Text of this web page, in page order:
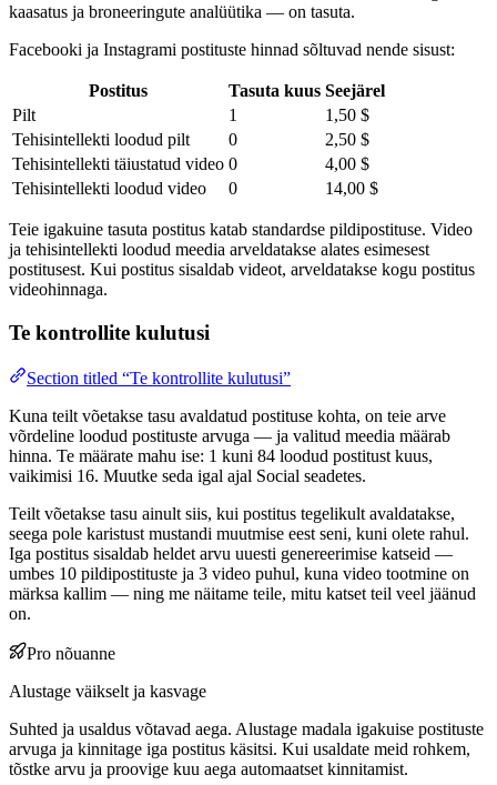
kaasatus ja broneeringute analüütika — on tasuta.
Facebooki ja Instagrami postituste hinnad sõltuvad nende sisust:
Postitus Tasuta kuus Seejärel
Pilt
1
1,50 $
Tehisintellekti loodud pilt
0
2,50 $
Tehisintellekti täiustatud video 0
4,00 $
Tehisintellekti loodud video
0 14,00 $
Teie igakuine tasuta postitus katab standardse pildipostituse. Video
ja tehisintellekti loodud meedia arveldatakse alates esimesest
postitusest. Kui postitus sisaldab videot, arveldatakse kogu postitus
videohinnaga.
Te kontrollite kulutusi
Section titled “Te kontrollite kulutusi”
Kuna teilt võetakse tasu avaldatud postituse kohta, on teie arve
võrdeline loodud postituste arvuga — ja valitud meedia määrab
hinna. Te määrate mahu ise: 1 kuni 84 loodud postitust kuus,
vaikimisi 16. Muutke seda igal ajal Social seadetes.
Teilt võetakse tasu ainult siis, kui postitus tegelikult avaldatakse,
seega pole karistust mustandi muutmise eest seni, kuni olete rahul.
Iga postitus sisaldab heldet arvu uuesti genereerimise katseid —
umbes 10 pildipostituste ja 3 video puhul, kuna video tootmine on
märksa kallim — ning me näitame teile, mitu katset teil veel jäänud
on.
Pro nõuanne
Alustage väikselt ja kasvage
Suhted ja usaldus võtavad aega. Alustage madala igakuise postituste
arvuga ja kinnitage iga postitus käsitsi. Kui usaldate meid rohkem,
tõstke arvu ja proovige kuu aega automaatset kinnitamist.